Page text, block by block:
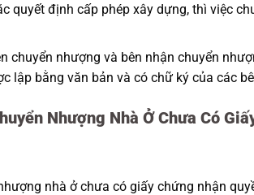
quyết định cấp phép xây dựng, thì việc
chuyển nhượng và bên nhận chuyển
lập bằng văn bản và có chữ ký của các
Nhượng Nhà Ở Chưa Có
nhà ở chưa có giấy chứng nhận